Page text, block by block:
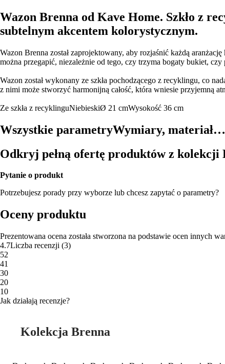
Wazon Brenna od Kave Home. Szkło z
subtelnym akcentem kolorystycznym.
Wazon Brenna został zaprojektowany, aby rozjaśnić każdą
można przegapić, niezależnie od tego, czy trzyma bogaty bukiet,
Wazon został wykonany ze szkła pochodzącego z recyklingu, co
z nimi może stworzyć harmonijną całość, która wniesie przyjemną
Ze szkła z recyklinguNiebieskiØ 21 cmWysokość 36 cm
Wszystkie parametryWymiary, materiał…
Odkryj pełną ofertę produktów z kolekcji
Pytanie o produkt
Potrzebujesz porady przy wyborze lub chcesz zapytać o parametry?
Oceny produktu
Prezentowana ocena została stworzona na podstawie ocen innych
4.7Liczba recenzji (3)
52
41
30
20
10
Jak działają recenzje?
Kolekcja Brenna